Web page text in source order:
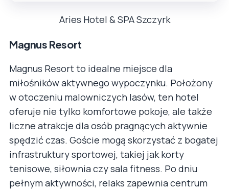
Aries Hotel & SPA Szczyrk
Magnus Resort
Magnus Resort to idealne miejsce dla
miłośników aktywnego wypoczynku. Położony
w otoczeniu malowniczych lasów, ten hotel
oferuje nie tylko komfortowe pokoje, ale także
liczne atrakcje dla osób pragnących aktywnie
spędzić czas. Goście mogą skorzystać z bogatej
infrastruktury sportowej, takiej jak korty
tenisowe, siłownia czy sala fitness. Po dniu
pełnym aktywności, relaks zapewnia centrum